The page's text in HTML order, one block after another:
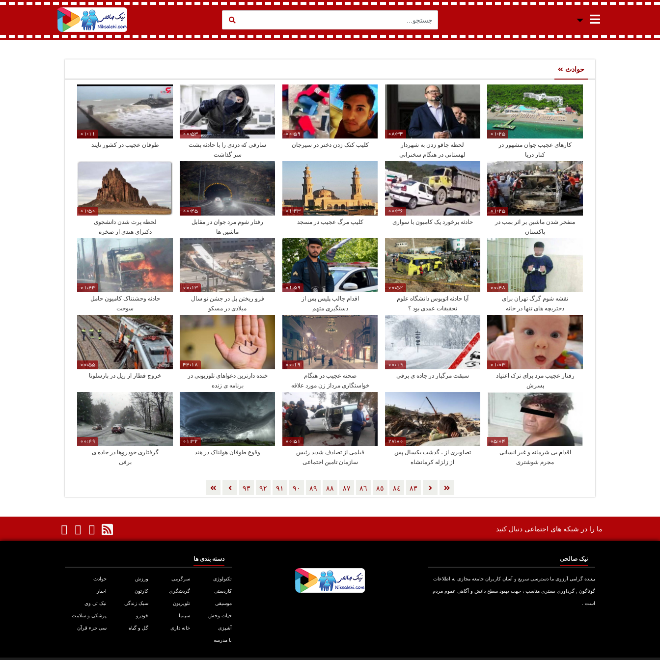
حوادث
01:25
کارهای عجیب جوان مشهور در
کنار دریا
08:34
لحظه چاقو زدن به شهردار
لهستانی در هنگام سخنرانی
00:59
کلیپ کتک زدن دختر در سیرجان
00:53
سارقی که دزدی را با حادثه پشت
سر گذاشت
01:11
طوفان عجیب در کشور تایند
01:25
منفجر شدن ماشین بر اثر بمب در
پاکستان
00:36
حادثه برخورد یک کامیون با سواری
01:43
کلیپ مرگ عجیب در مسجد
00:45
رفتار شوم مرد جوان در مقابل
ماشین ها
01:50
لحظه پرت شدن دانشجوی
دکترای هندی از صخره
00:48
نقشه شوم گرگ تهران برای
دختربچه های تنها در خانه
00:52
آیا حادثه اتوبوس دانشگاه علوم
تحقیقات عمدی بود ؟
01:59
اقدام جالب پلیس پس از
دستگیری متهم
00:13
فرو ریختن پل در جشن نو سال
میلادی در مسکو
01:43
حادثه وحشتناک کامیون حامل
سوخت
01:03
رفتار عجیب مرد برای ترک اعتیاد
پسرش
00:19
سبقت مرگبار در جاده ی برفی
00:19
صحنه عجیب در هنگام
خواستگاری مرداز زن مورد علاقه
خود در خیابان
44:18
خنده دارترین دعواهای تلوزیونی در
برنامه ی زنده
00:55
خروج قطار از ریل در بارسلونا
05:04
اقدام بی شرمانه و غیر انسانی
مجرم شوشتری
27:00
تصاویری از ، گذشت یکسال پس
از زلزله کرمانشاه
00:51
فیلمی از تصادف شدید رئیس
سازمان تامین اجتماعی
01:32
وقوع طوفان هولناک در هند
00:49
گرفتاری خودروها در جاده ی
برفی
٨٣ ٨٤ ٨٥ ٨٦ ٨٧ ٨٨ ٨٩ ٩٠ ٩١ ٩٢ ٩٣
ما را در شبکه های اجتماعی دنبال کنید
نیک صالحی
بیننده گرامی آرزوی ما دسترسی سریع و آسان کاربران جامعه مجازی به اطلاعات
گوناگون , گرداوری بستری مناسب ، جهت بهبود سطح دانش و آگاهی عموم مردم
است .
دسته بندی ها
تکنولوژی سرگرمی ورزش حوادث
کاردستی گردشگری کارتون اخبار
موسیقی تلویزیون سبک زندگی نیک تی وی
حیات وحش سینما خودرو پزشکی و سلامت
آشپزی خانه داری گل و گیاه سی جزء قرآن
با مدرسه